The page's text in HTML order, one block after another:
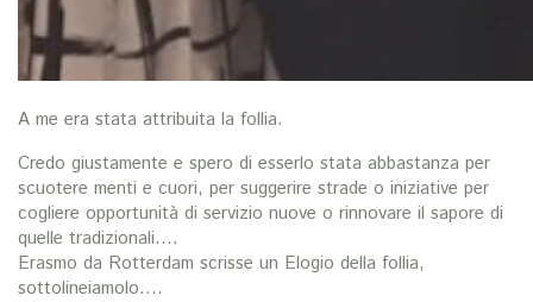
A me era stata attribuita la follia.
Credo giustamente e spero di esserlo stata abbastanza per
scuotere menti e cuori, per suggerire strade o iniziative per
cogliere opportunità di servizio nuove o rinnovare il sapore di
quelle tradizionali….
Erasmo da Rotterdam scrisse un Elogio della follia,
sottolineiamolo….